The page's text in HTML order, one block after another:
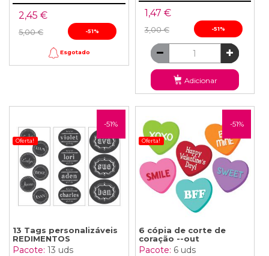
2,45 €
5,00 € -51%
Esgotado
1,47 €
3,00 € -51%
Adicionar
-51%
Oferta!
13 Tags personalizáveis ​​
REDIMENTOS
Pacote: 13 uds
-51%
Oferta!
6 cópia de corte de
coração --out
Pacote: 6 uds